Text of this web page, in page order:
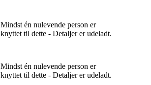
Mindst én nulevende person er
knyttet til dette - Detaljer er udeladt.
Mindst én nulevende person er
knyttet til dette - Detaljer er udeladt.